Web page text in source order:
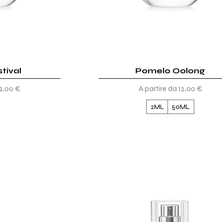
€
Vista rapida
Pomelo Oolong
A partire da 12,00 €
Prezzo scontato
2ML 50ML